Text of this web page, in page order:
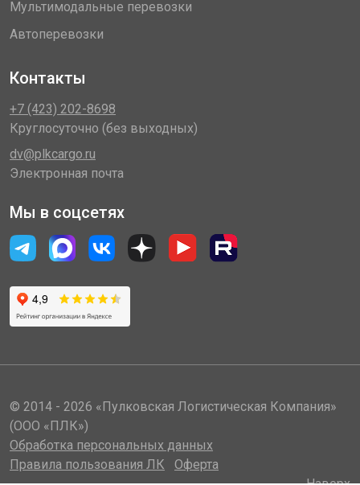
Мультимодальные перевозки
Автоперевозки
Контакты
+7 (423) 202-8698
Круглосуточно (без выходных)
dv@plkcargo.ru
Электронная почта
Мы в соцсетях
© 2014 - 2026 «Пулковская Логистическая Компания»
(ООО «ПЛК»)
Обработка персональных данных
Правила пользования ЛК
Оферта